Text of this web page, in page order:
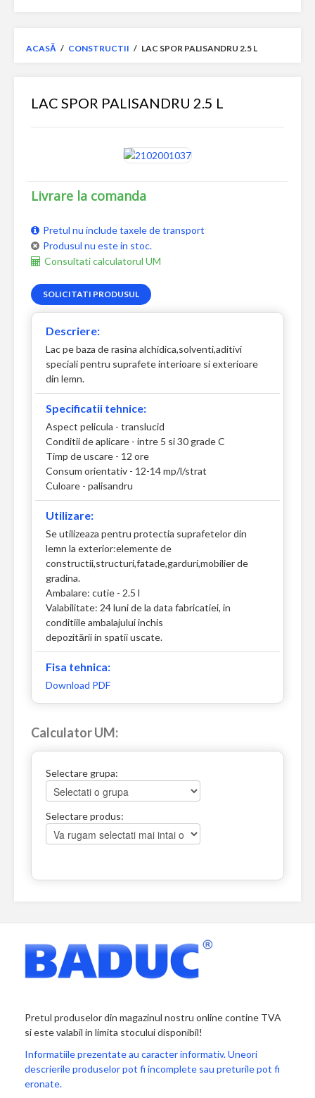
ACASĂ / CONSTRUCTII / LAC SPOR PALISANDRU 2.5 L
LAC SPOR PALISANDRU 2.5 L
Livrare la comanda
Pretul nu include taxele de transport
Produsul nu este in stoc.
Consultati calculatorul UM
SOLICITATI PRODUSUL
Descriere:
Lac pe baza de rasina alchidica,solventi,aditivi
speciali pentru suprafete interioare si exterioare
din lemn.
Specificatii tehnice:
Aspect pelicula - translucid
Conditii de aplicare - intre 5 si 30 grade C
Timp de uscare - 12 ore
Consum orientativ - 12-14 mp/l/strat
Culoare - palisandru
Utilizare:
Se utilizeaza pentru protectia suprafetelor din
lemn la exterior:elemente de
constructii,structuri,fatade,garduri,mobilier de
gradina.
Ambalare: cutie - 2.5 l
Valabilitate: 24 luni de la data fabricatiei, in
conditiile ambalajului inchis
depozitării in spatii uscate.
Fisa tehnica:
Download PDF
Calculator UM:
Selectare grupa:
Selectare produs:
Pretul produselor din magazinul nostru online contine TVA
si este valabil in limita stocului disponibil!
Informatiile prezentate au caracter informativ. Uneori
descrierile produselor pot fi incomplete sau preturile pot fi
eronate.